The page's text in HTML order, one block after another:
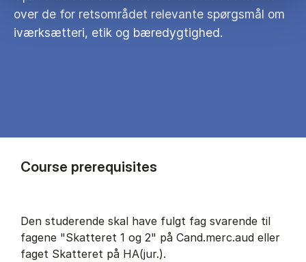
over de for retsområdet relevante spørgsmål om
iværksætteri, etik og bæredygtighed.
Course prerequisites
Den studerende skal have fulgt fag svarende til
fagene "Skatteret 1 og 2" på Cand.merc.aud eller
faget Skatteret på HA(jur.).